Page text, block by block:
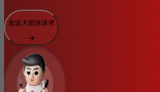
发送大团体请求